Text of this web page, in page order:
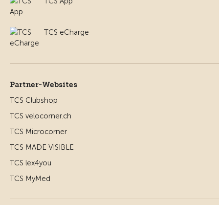
TCS eCharge
Partner-Websites
TCS Clubshop
TCS velocorner.ch
TCS Microcorner
TCS MADE VISIBLE
TCS lex4you
TCS MyMed